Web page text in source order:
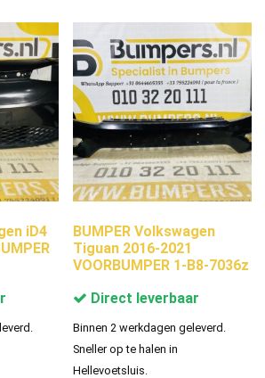
iD4
BUMPER Volkswagen
Tiguan 2016-2021
VOORBUMPER 1-B8-7036z
Direct leverbaar
Binnen 2 werkdagen geleverd.
Sneller op te halen in
Hellevoetsluis.